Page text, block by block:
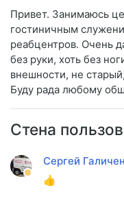
Привет. Занимаюсь
гостиничным
реабцентров. Очень
без руки, хоть без
внешности, не
Буду рада любому
Стена
Сергей
👍